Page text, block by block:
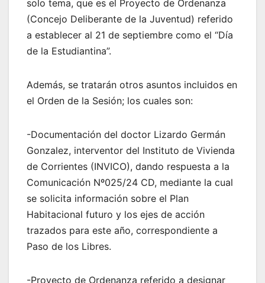
solo tema, que es el Proyecto de Ordenanza
(Concejo Deliberante de la Juventud) referido
a establecer al 21 de septiembre como el “Día
de la Estudiantina”.
Además, se tratarán otros asuntos incluidos en
el Orden de la Sesión; los cuales son:
-Documentación del doctor Lizardo Germán
Gonzalez, interventor del Instituto de Vivienda
de Corrientes (INVICO), dando respuesta a la
Comunicación Nº025/24 CD, mediante la cual
se solicita información sobre el Plan
Habitacional futuro y los ejes de acción
trazados para este año, correspondiente a
Paso de los Libres.
-Proyecto de Ordenanza referido a designar